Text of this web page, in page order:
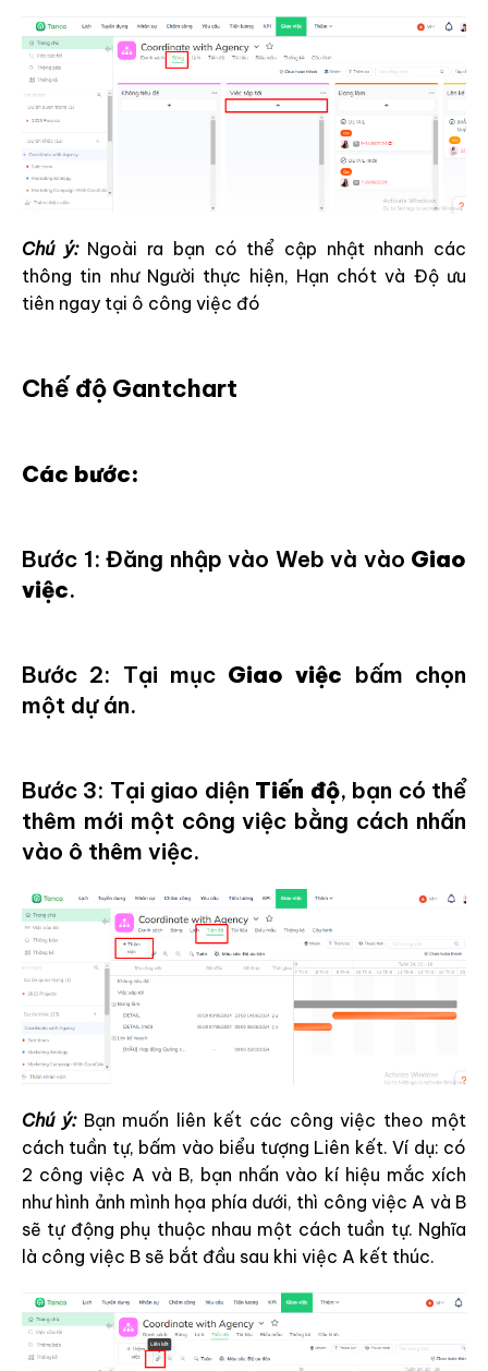
Chú ý: Ngoài ra bạn có thể cập nhật nhanh các
thông tin như Người thực hiện, Hạn chót và Độ ưu
tiên ngay tại ô công việc đó
Chế độ Gantchart
Các bước:
Bước 1: Đăng nhập vào Web và vào Giao
việc.
Bước 2: Tại mục Giao việc bấm chọn
một dự án.
Bước 3: Tại giao diện Tiến độ, bạn có thể
thêm mới một công việc bằng cách nhấn
vào ô thêm việc.
Chú ý:Bạn muốn liên kết các công việc theo một
cách tuần tự, bấm vào biểu tượng Liên kết. Ví dụ: có
2 công việc A và B, bạn nhấn vào kí hiệu mắc xích
như hình ảnh mình họa phía dưới, thì công việc A và B
sẽ tự động phụ thuộc nhau một cách tuần tự. Nghĩa
là công việc B sẽ bắt đầu sau khi việc A kết thúc.